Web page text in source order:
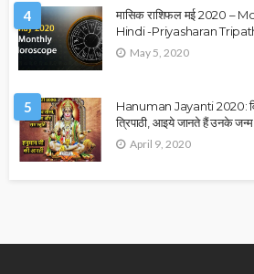
4
मासिक राशिफल मई 2020 –
Hindi -Priyasharan
May 5, 2020
5
Hanuman Jayanti 2020:
त्रिपाठी, आइये जानते हैं उनके जन्म
April 9, 2020